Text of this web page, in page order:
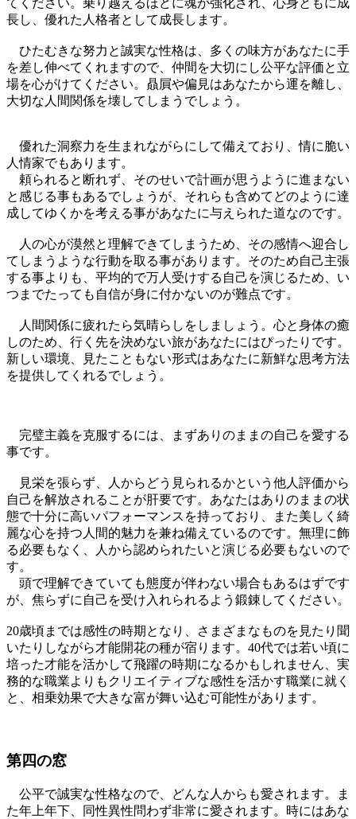
てください。乗り越えるほどに魂が強化され、心身ともに成
長し、優れた人格者として成長します。
ひたむきな努力と誠実な性格は、多くの味方があなたに手
を差し伸べてくれますので、仲間を大切にし公平な評価と立
場を心がけてください。贔屓や偏見はあなたから運を離し、
大切な人間関係を壊してしまうでしょう。
優れた洞察力を生まれながらにして備えており、情に脆い
人情家でもあります。
頼られると断れず、そのせいで計画が思うように進まない
と感じる事もあるでしょうが、それらも含めてどのように達
成してゆくかを考える事があなたに与えられた道なのです。
人の心が漠然と理解できてしまうため、その感情へ迎合し
てしまうような行動を取る事があります。そのため自己主張
する事よりも、平均的で万人受けする自己を演じるため、い
つまでたっても自信が身に付かないのが難点です。
人間関係に疲れたら気晴らしをしましょう。心と身体の癒
しのため、行く先を決めない旅があなたにはぴったりです。
新しい環境、見たこともない形式はあなたに新鮮な思考方法
を提供してくれるでしょう。
完璧主義を克服するには、まずありのままの自己を愛する
事です。
見栄を張らず、人からどう見られるかという他人評価から
自己を解放されることが肝要です。あなたはありのままの状
態で十分に高いパフォーマンスを持っており、また美しく綺
麗な心を持つ人間的魅力を兼ね備えているのです。無理に飾
る必要もなく、人から認められたいと演じる必要もないので
す。
頭で理解できていても態度が伴わない場合もあるはずです
が、焦らずに自己を受け入れられるよう鍛錬してください。
20歳頃までは感性の時期となり、さまざまなものを見たり聞
いたりしながら才能開花の種が宿ります。40代では若い頃に
培った才能を活かして飛躍の時期になるかもしれません、実
務的な職業よりもクリエイティブな感性を活かす職業に就く
と、相乗効果で大きな富が舞い込む可能性があります。
第四の窓
公平で誠実な性格なので、どんな人からも愛されます。ま
た年上年下、同性異性問わず非常に愛されます。時にはあな